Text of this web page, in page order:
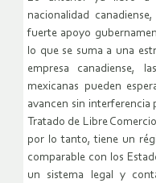
nacionalidad
fuerte apoyo
lo que se suma a una
empresa canadiense,
mexicanas pueden
avancen sin interferencia
Tratado de Libre
por lo tanto, tiene un
comparable con los
un sistema legal y